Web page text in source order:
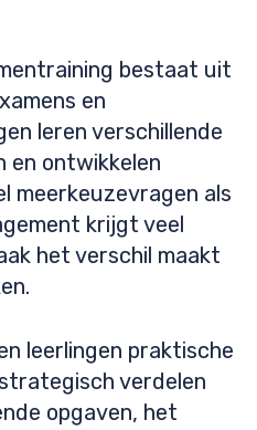
bestaat uit
en
leren verschillende
en ontwikkelen
meerkeuzevragen als
krijgt veel
het verschil maakt
leerlingen praktische
verdelen
opgaven, het